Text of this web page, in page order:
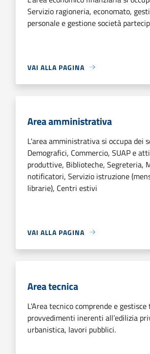
Servizio ragioneria, economato,
personale e gestione società
VAI ALLA PAGINA
Area amministrativa
L'area amministrativa si occupa dei
Demografici, Commercio, SUAP e
produttive, Biblioteche, Segreteria,
notificatori, Servizio istruzione
librarie), Centri estivi
VAI ALLA PAGINA
Area tecnica
L'Area tecnico comprende e
provvedimenti inerenti all’edilizia
urbanistica, lavori pubblici.